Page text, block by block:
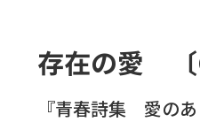
存在の愛 〔
『青春詩集 愛の